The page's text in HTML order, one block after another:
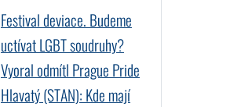
Festival deviace. Budeme
uctívat LGBT soudruhy?
Vyoral odmítl Prague Pride
Hlavatý (STAN): Kde mají